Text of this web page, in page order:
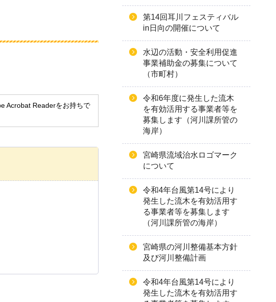
Acrobat Readerをお持ちで
第14回耳川フェスティバル
in日向の開催について
水辺の活動・安全利用促進
事業補助金の募集について
（市町村）
令和6年度に発生した流木
を有効活用する事業者等を
募集します（河川課所管の
海岸）
宮崎県流域治水ロゴマーク
について
令和4年台風第14号により
発生した流木を有効活用す
る事業者等を募集します
（河川課所管の海岸）
宮崎県の河川整備基本方針
及び河川整備計画
令和4年台風第14号により
発生した流木を有効活用す